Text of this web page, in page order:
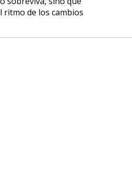
ritmo de los cambios